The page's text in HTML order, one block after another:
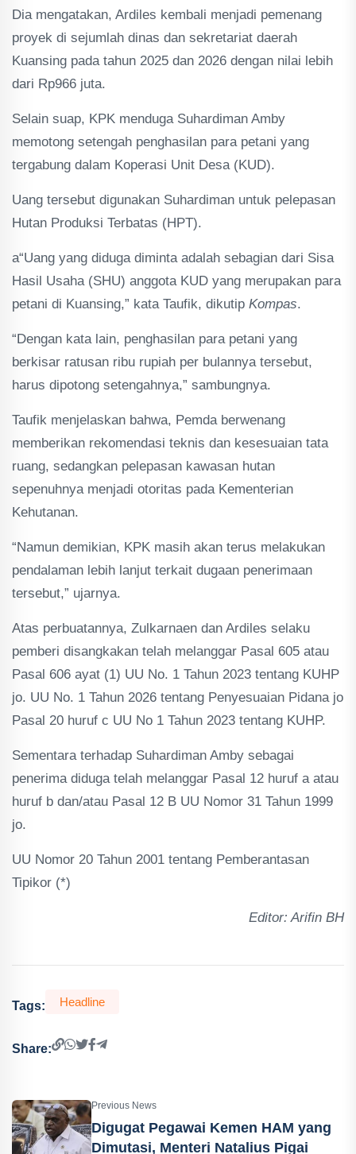
Dia mengatakan, Ardiles kembali menjadi pemenang
proyek di sejumlah dinas dan sekretariat daerah
Kuansing pada tahun 2025 dan 2026 dengan nilai lebih
dari Rp966 juta.
Selain suap, KPK menduga Suhardiman Amby
memotong setengah penghasilan para petani yang
tergabung dalam Koperasi Unit Desa (KUD).
Uang tersebut digunakan Suhardiman untuk pelepasan
Hutan Produksi Terbatas (HPT).
a“Uang yang diduga diminta adalah sebagian dari Sisa
Hasil Usaha (SHU) anggota KUD yang merupakan para
petani di Kuansing,” kata Taufik, dikutip Kompas.
“Dengan kata lain, penghasilan para petani yang
berkisar ratusan ribu rupiah per bulannya tersebut,
harus dipotong setengahnya,” sambungnya.
Taufik menjelaskan bahwa, Pemda berwenang
memberikan rekomendasi teknis dan kesesuaian tata
ruang, sedangkan pelepasan kawasan hutan
sepenuhnya menjadi otoritas pada Kementerian
Kehutanan.
“Namun demikian, KPK masih akan terus melakukan
pendalaman lebih lanjut terkait dugaan penerimaan
tersebut,” ujarnya.
Atas perbuatannya, Zulkarnaen dan Ardiles selaku
pemberi disangkakan telah melanggar Pasal 605 atau
Pasal 606 ayat (1) UU No. 1 Tahun 2023 tentang KUHP
jo. UU No. 1 Tahun 2026 tentang Penyesuaian Pidana jo
Pasal 20 huruf c UU No 1 Tahun 2023 tentang KUHP.
Sementara terhadap Suhardiman Amby sebagai
penerima diduga telah melanggar Pasal 12 huruf a atau
huruf b dan/atau Pasal 12 B UU Nomor 31 Tahun 1999
jo.
UU Nomor 20 Tahun 2001 tentang Pemberantasan
Tipikor (*)
Editor: Arifin BH
Tags: Headline
Share:
Previous News
Digugat Pegawai Kemen HAM yang
Dimutasi, Menteri Natalius Pigai